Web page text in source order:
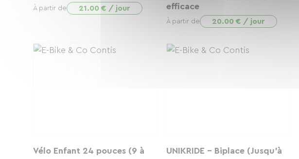
À partir de 21.00 € / jour
efficace
À partir de 20.00 € / jour
Vélo Enfant 24 pouces (9 à
UNIKRIDE - Biplace (Jusqu'à